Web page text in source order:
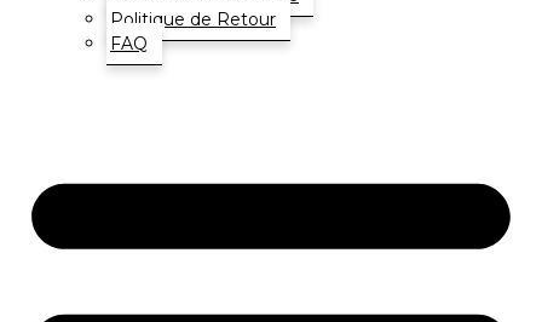
Politique de Retour
FAQ